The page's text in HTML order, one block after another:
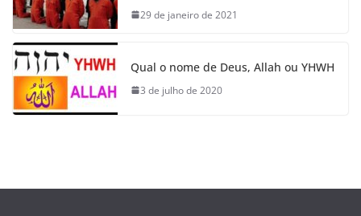
29 de janeiro de 2021
Qual o nome de Deus, Allah ou YHWH
3 de julho de 2020